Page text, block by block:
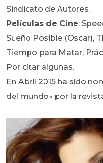
Sindicato de Autores.
Películas de Cine:
Sueño Posible (Oscar),
Tiempo para Matar,
Por citar algunas.
En Abril 2015 ha sido
del mundo» por la